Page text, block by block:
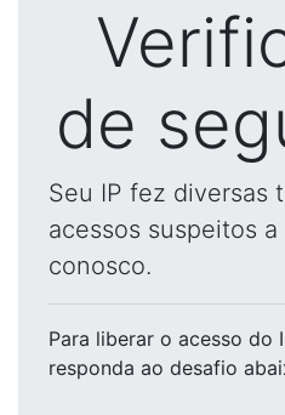
de
Seu IP fez diversas
acessos suspeitos
conosco.
Para liberar o acesso do
responda ao desafio